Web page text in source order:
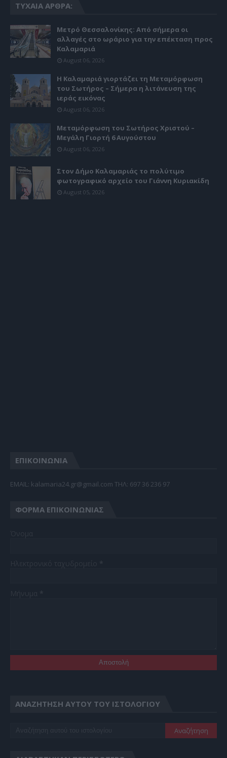
ΤΥΧΑΊΑ ΆΡΘΡΑ:
Μετρό Θεσσαλονίκης: Από σήμερα οι
αλλαγές στο ωράριο για την επέκταση προς
Καλαμαριά
August 06, 2026
Η Καλαμαριά γιορτάζει τη Μεταμόρφωση
του Σωτήρος – Σήμερα η λιτάνευση της
ιεράς εικόνας
August 06, 2026
Μεταμόρφωση του Σωτήρος Χριστού –
Μεγάλη Γιορτή 6 Αυγούστου
August 06, 2026
Στον Δήμο Καλαμαριάς το πολύτιμο
φωτογραφικό αρχείο του Γιάννη Κυριακίδη
August 05, 2026
ΕΠΙΚΟΙΝΩΝΙΑ
EMAIL: kalamaria24.gr@gmail.com TΗΛ: 697 36 236 97
ΦΌΡΜΑ ΕΠΙΚΟΙΝΩΝΊΑΣ
ΑΝΑΖΉΤΗΣΗ ΑΥΤΟΎ ΤΟΥ ΙΣΤΟΛΟΓΊΟΥ